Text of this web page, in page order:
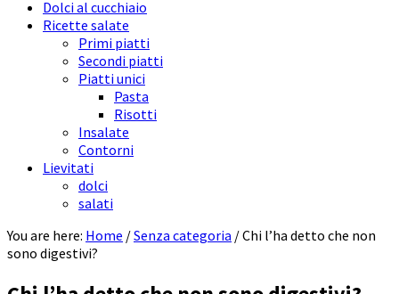
Dolci al cucchiaio
Ricette salate
Primi piatti
Secondi piatti
Piatti unici
Pasta
Risotti
Insalate
Contorni
Lievitati
dolci
salati
You are here: Home /Senza categoria /Chi l’ha detto che non
sono digestivi?